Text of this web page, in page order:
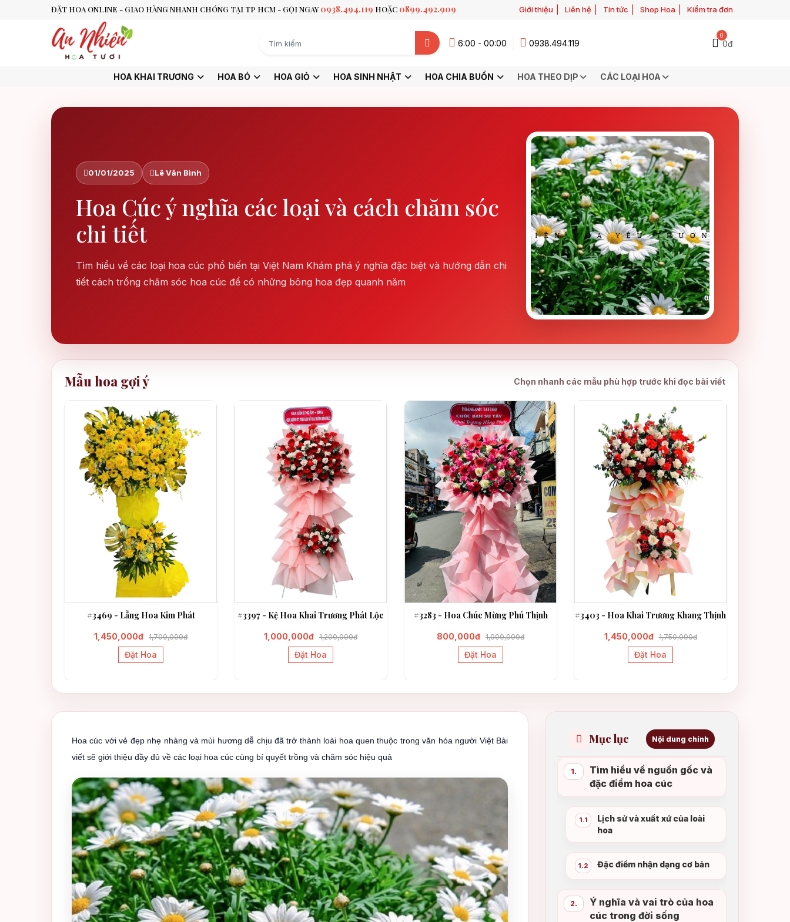
ĐẶT HOA ONLINE - GIAO HÀNG NHANH CHÓNG TẠI TP HCM - GỌI NGAY0938.494.119 HOẶC 0899.492.909 Giới thiệu Liên hệ Tin tức Shop Hoa Kiểm tra đơn
6:00 - 00:00 0938.494.119
0
0đ
HOA KHAI TRƯƠNG HOA BÓ HOA GIỎ HOA SINH NHẬT HOA CHIA BUỒN HOA THEO DỊP CÁC LOẠI HOA
01/01/2025 Lê Văn Bình
Hoa Cúc ý nghĩa các loại và cách chăm sóc
chi tiết
Tìm hiểu về các loại hoa cúc phổ biến tại Việt Nam Khám phá ý nghĩa đặc biệt và hướng dẫn chi
tiết cách trồng chăm sóc hoa cúc để có những bông hoa đẹp quanh năm
Mẫu hoa gợi ý Chọn nhanh các mẫu phù hợp trước khi đọc bài viết
#3469 - Lẵng Hoa Kim Phát
1,450,000đ 1,700,000đ
Đặt Hoa
#3397 - Kệ Hoa Khai Trương Phát Lộc
1,000,000đ 1,200,000đ
Đặt Hoa
#3283 - Hoa Chúc Mừng Phú Thịnh
800,000đ 1,000,000đ
Đặt Hoa
#3403 - Hoa Khai Trương Khang Thịnh
1,450,000đ 1,750,000đ
Đặt Hoa
Hoa cúc với vẻ đẹp nhẹ nhàng và mùi hương dễ chịu đã trở thành loài hoa quen thuộc trong văn hóa người Việt Bài
viết sẽ giới thiệu đầy đủ về các loại hoa cúc cùng bí quyết trồng và chăm sóc hiệu quả
Mục lục Nội dung chính
1.
Tìm hiểu về nguồn gốc và
đặc điểm hoa cúc
1.1
Lịch sử và xuất xứ của loài
hoa
1.2 Đặc điểm nhận dạng cơ bản
2.
Ý nghĩa và vai trò của hoa
cúc trong đời sống